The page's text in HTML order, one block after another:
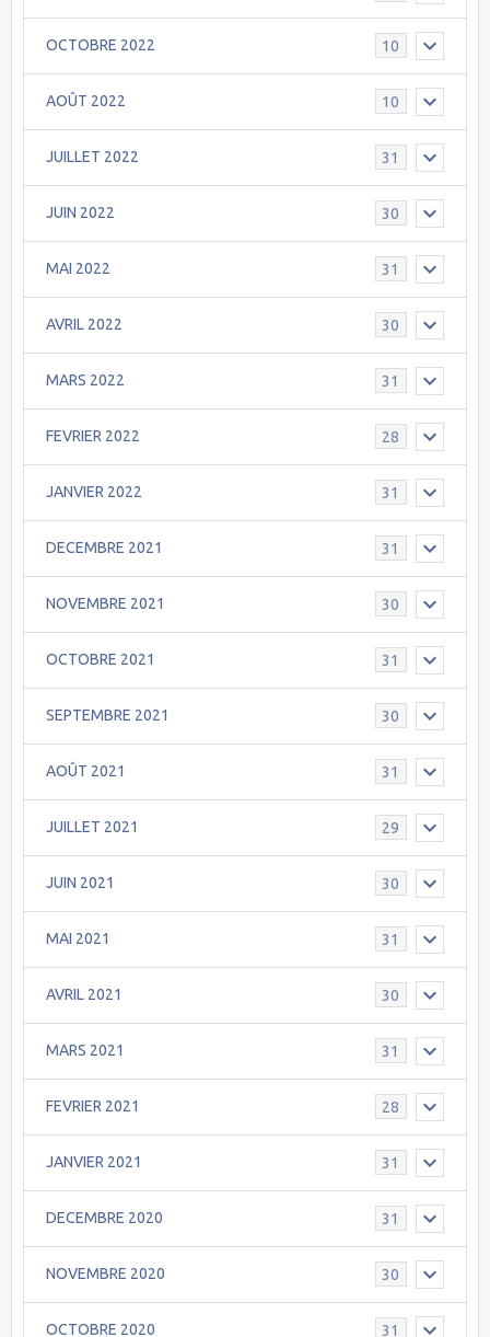
OCTOBRE 2022 10
AOÛT 2022 10
JUILLET 2022 31
JUIN 2022 30
MAI 2022 31
AVRIL 2022 30
MARS 2022 31
FEVRIER 2022 28
JANVIER 2022 31
DECEMBRE 2021 31
NOVEMBRE 2021 30
OCTOBRE 2021 31
SEPTEMBRE 2021 30
AOÛT 2021 31
JUILLET 2021 29
JUIN 2021 30
MAI 2021 31
AVRIL 2021 30
MARS 2021 31
FEVRIER 2021 28
JANVIER 2021 31
DECEMBRE 2020 31
NOVEMBRE 2020 30
OCTOBRE 2020 31